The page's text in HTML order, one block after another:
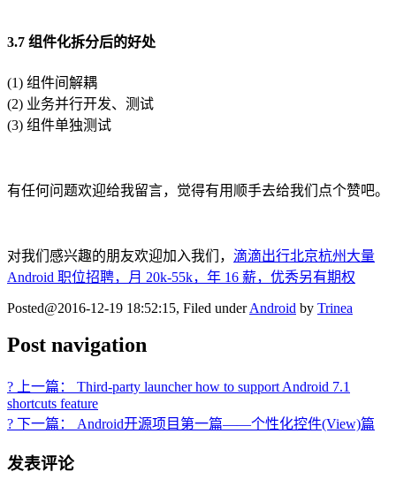
3.7 组件化拆分后的好处
(1) 组件间解耦
(2) 业务并行开发、测试
(3) 组件单独测试
有任何问题欢迎给我留言，觉得有用顺手去给我们点个赞吧。
对我们感兴趣的朋友欢迎加入我们， 滴滴出行北京杭州大量
Android 职位招聘，月 20k-55k，年 16 薪，优秀另有期权
Posted@2016-12-19 18:52:15, Filed underAndroid by Trinea
Post navigation
? 上一篇： Third-party launcher how to support Android 7.1
shortcuts feature
? 下一篇： Android开源项目第一篇——个性化控件(View)篇
发表评论